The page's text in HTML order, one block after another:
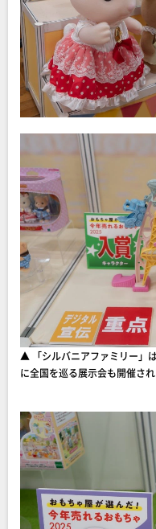
▲ 「シルバニアファミリー」
に全国を巡る展示会も開催さ